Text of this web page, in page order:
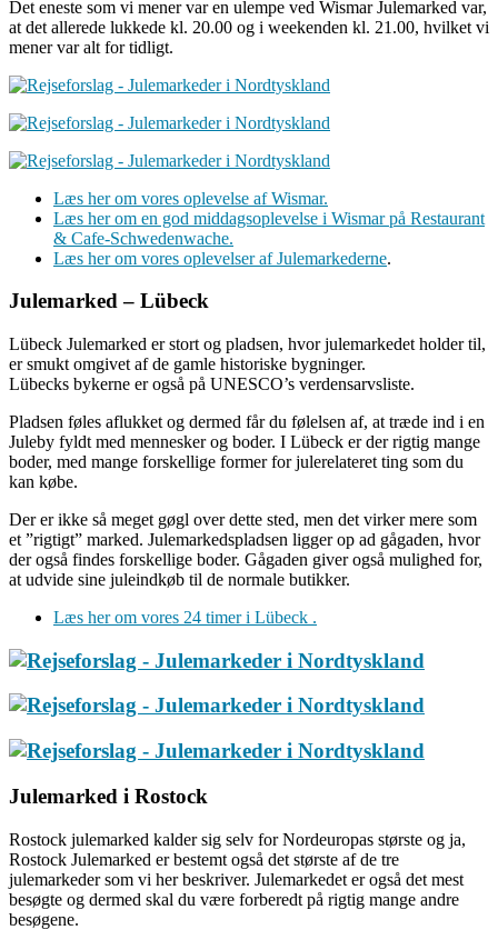
Det eneste som vi mener var en ulempe ved Wismar Julemarked var,
at det allerede lukkede kl. 20.00 og i weekenden kl. 21.00, hvilket vi
mener var alt for tidligt.
Læs her om vores oplevelse af Wismar.
Læs her om en god middagsoplevelse i Wismar på Restaurant
& Cafe-Schwedenwache.
Læs her om vores oplevelser af Julemarkederne.
Julemarked – Lübeck
Lübeck Julemarked er stort og pladsen, hvor julemarkedet holder til,
er smukt omgivet af de gamle historiske bygninger.
Lübecks bykerne er også på UNESCO’s verdensarvsliste.
Pladsen føles aflukket og dermed får du følelsen af, at træde ind i en
Juleby fyldt med mennesker og boder. I Lübeck er der rigtig mange
boder, med mange forskellige former for julerelateret ting som du
kan købe.
Der er ikke så meget gøgl over dette sted, men det virker mere som
et ”rigtigt” marked. Julemarkedspladsen ligger op ad gågaden, hvor
der også findes forskellige boder. Gågaden giver også mulighed for,
at udvide sine juleindkøb til de normale butikker.
Læs her om vores 24 timer i Lübeck .
Julemarked i Rostock
Rostock julemarked kalder sig selv for Nordeuropas største og ja,
Rostock Julemarked er bestemt også det største af de tre
julemarkeder som vi her beskriver. Julemarkedet er også det mest
besøgte og dermed skal du være forberedt på rigtig mange andre
besøgene.